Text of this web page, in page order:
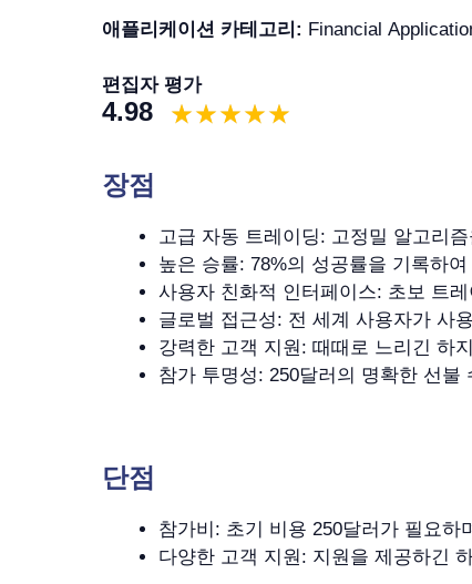
애플리케이션 카테고리: Financial
편집자 평가
4.98
장점
고급 자동 트레이딩: 고정밀 알고리
높은 승률: 78%의 성공률을 기록하
사용자 친화적 인터페이스: 초보 트
글로벌 접근성: 전 세계 사용자가 사
강력한 고객 지원: 때때로 느리긴 하
참가 투명성: 250달러의 명확한 선
단점
참가비: 초기 비용 250달러가 필요
다양한 고객 지원: 지원을 제공하긴